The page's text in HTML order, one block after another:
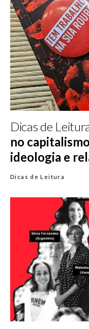
Dicas de
no
ideologia e
Dicas de Leitura